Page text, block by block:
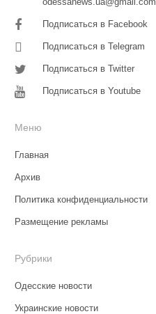
Подписаться в Facebook
Подписаться в Telegram
Подписаться в Twitter
Подписаться в Youtube
Меню
Главная
Архив
Политика конфиденциальности
Размещение рекламы
Рубрики
Одесские новости
Украинские новости